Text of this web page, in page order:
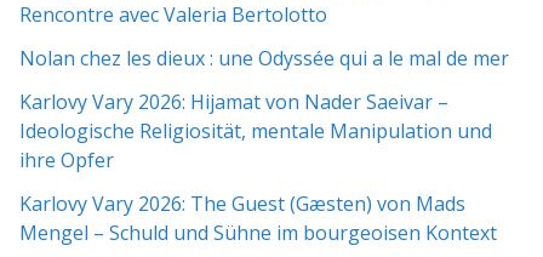
Rencontre avec Valeria Bertolotto
Nolan chez les dieux : une Odyssée qui a le mal de mer
Karlovy Vary 2026: Hijamat von Nader Saeivar​​ –
Ideologische Religiosität, mentale Manipulation und
ihre Opfer
Karlovy Vary 2026: The Guest (Gæsten) von Mads
Mengel – Schuld und Sühne im bourgeoisen Kontext